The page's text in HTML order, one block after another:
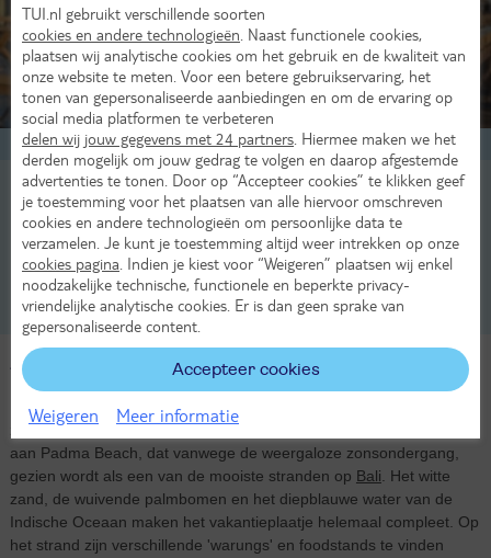
Elze ✈️ Reisexpert
5x bezienswaardigheden op Bali
Naast tempel- en junglepracht, wachten er nog veel indrukwekkende
bezienswaardigeheden op dit Indonesische eiland. Wat precies? Dat
lees je in dit blog.
Ga naar blog
Tropische zonvakantie in Legian
In alle rust genieten van een tropische strandvakantie op Bali? Dan
zit je goed tijdens een vakantie in Legian. Deze kleine badplaats ligt
aan Padma Beach, dat vanwege de weergaloze zonsondergang,
gezien wordt als een van de mooiste stranden op Bali . Het witte
zand, de wuivende palmbomen en het diepblauwe water van de
Indische Oceaan maken het vakantieplaatje helemaal compleet. Op
het strand zijn verschillende 'warungs' en foodstands te vinden
TUI.nl gebruikt verschillende soorten
cookies en andere technologieën . Naast functionele cookies,
plaatsen wij analytische cookies om het gebruik en de kwaliteit van
onze website te meten. Voor een betere gebruikservaring, het
tonen van gepersonaliseerde aanbiedingen en om de ervaring op
social media platformen te verbeteren
delen wij jouw gegevens met 24 partners . Hiermee maken we het
derden mogelijk om jouw gedrag te volgen en daarop afgestemde
advertenties te tonen. Door op “Accepteer cookies” te klikken geef
je toestemming voor het plaatsen van alle hiervoor omschreven
cookies en andere technologieën om persoonlijke data te
verzamelen. Je kunt je toestemming altijd weer intrekken op onze
cookies pagina . Indien je kiest voor “Weigeren” plaatsen wij enkel
noodzakelijke technische, functionele en beperkte privacy-
vriendelijke analytische cookies. Er is dan geen sprake van
gepersonaliseerde content.
Accepteer cookies
Weigeren Meer informatie